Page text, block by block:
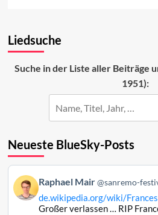
Top
ESC
Liedsuche
Suche in der Liste aller Beiträge
1951):
Neueste BlueSky-Posts
Beitrag
von
Raphael
Raphael Mair @sanremo-
de.wikipedia.org/wiki/
Großer verlassen … RIP